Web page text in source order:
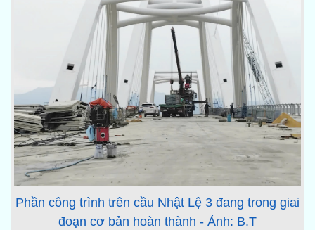
Phần công trình trên cầu Nhật Lệ 3 đang trong giai
đoạn cơ bản hoàn thành - Ảnh: B.T